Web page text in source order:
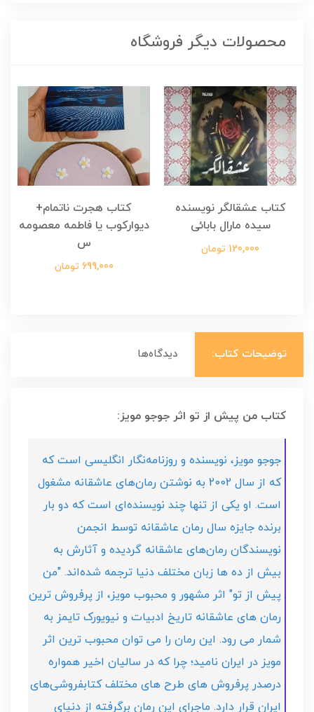
محصولات دیگر فروشگاه
کتاب عشقالگر نویسنده
سیده مارال بابائی
120,000 تومان
کتاب هجرت ناتمام+
دیوارکوب یا فاطمه معصومه
س
699,000 تومان
توضیحات کتاب: دیدگاه‌ها
کتاب من پیش از تو اثر جوجو مویز:
جوجو مویز، نویسنده و روزنامه‌نگار انگلیسی است که
که از سال 2002 به نوشتن رمان‌های عاشقانه مشغول
است. او یکی از تنها چند نویسنده‌ای است که دو بار
برنده جایزه ‌سال رمان عاشقانه توسط انجمن
نویسندگان رمان‌های عاشقانه گردیده و آثارش به
بیش از ده ها زبان مختلف دنیا ترجمه شده‌اند. "من
پیش از تو" اثر مشهور و محبوب مویز، از پرفروش ترین
رمان های عاشقانه تاریخ ادبیات و نیویورک تایمز به
شمار می رود. این رمان را می توان محبوب ترین اثر
مویز در ایران نامید؛ چرا که در سالیان اخیر همواره
درصدر پرفروش های طرح های مختلف کتابفروشی‌های
ایران قرار دارد. ماجرای این رمان برگرفته از دنیای